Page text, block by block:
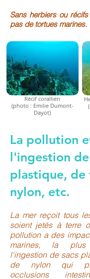
Sans herbiers ou
pas de tortues marines.
Récif corallien
(photo : Emilie Dumont-
Dayot)
La pollution
l'ingestion de
plastique, de
nylon, etc.
La mer reçoit tous
soient jetés à terre
pollution a des
marines, la
l'ingestion de sacs
de nylon qui
occlusions